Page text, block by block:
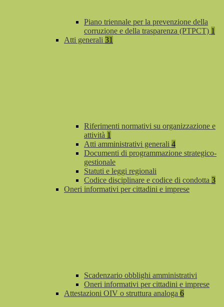
Piano triennale per la prevenzione della
corruzione e della trasparenza (PTPCT) 1
Atti generali 31
Riferimenti normativi su organizzazione e
attività 1
Atti amministrativi generali 4
Documenti di programmazione strategico-
gestionale
Statuti e leggi regionali
Codice disciplinare e codice di condotta 3
Oneri informativi per cittadini e imprese
Scadenzario obblighi amministrativi
Oneri informativi per cittadini e imprese
Attestazioni OIV o struttura analoga 6